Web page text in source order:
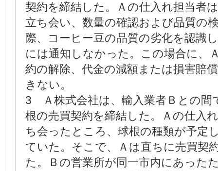
契約を締結した。Ａの仕入れ担当者
立ち会い、数量の確認および品質の
際、コーヒー豆の品質の劣化を認識
には通知しなかった。この場合に、
約の解除、代金の減額または損害賠
きない。
3 Ａ株式会社は、輸入業者Ｂとの間
根の売買契約を締結した。Ａの仕入
ち会ったところ、球根の種類が予定
ていた。そこで、Ａは直ちに売買契
た。Ｂの営業所が同一市内にあった